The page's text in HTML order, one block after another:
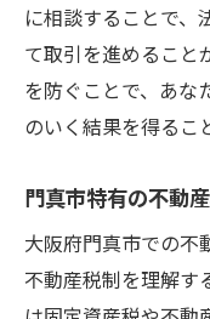
に相談することで、
て取引を進めること
を防ぐことで、あな
のいく結果を得るこ
門真市特有の不動
大阪府門真市での不
不動産税制を理解す